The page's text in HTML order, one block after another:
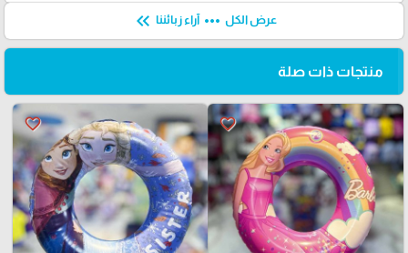
عرض الكل more_horiz آراء زبائننا keyboard_double_arrow_left
منتجات ذات صلة
favorite_border
favorite_border